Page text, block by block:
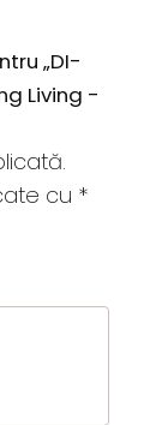
„DI-
Living -
cu *